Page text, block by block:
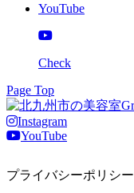
YouTube
Check
Page Top
Instagram
YouTube
プライバシーポリシー